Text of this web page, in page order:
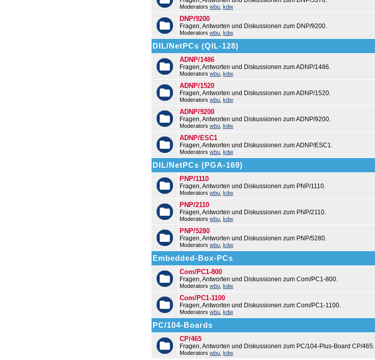
Moderators wbu kdw
DNP/9200
Fragen, Antworten und Diskussionen zum DNP/9200.
Moderators wbu kdw
DIL/NetPCs (QIL-128)
ADNP/1486
Fragen, Antworten und Diskussionen zum ADNP/1486.
Moderators wbu kdw
ADNP/1520
Fragen, Antworten und Diskussionen zum ADNP/1520.
Moderators wbu kdw
ADNP/9200
Fragen, Antworten und Diskussionen zum ADNP/9200.
Moderators wbu kdw
ADNP/ESC1
Fragen, Antworten und Diskussionen zum ADNP/ESC1.
Moderators wbu kdw
DIL/NetPCs (PGA-169)
PNP/1110
Fragen, Antworten und Diskussionen zum PNP/1110.
Moderators wbu kdw
PNP/2110
Fragen, Antworten und Diskussionen zum PNP/2110.
Moderators wbu kdw
PNP/5280
Fragen, Antworten und Diskussionen zum PNP/5280.
Moderators wbu kdw
Embedded-Box-PCs
Com/PC1-800
Fragen, Antworten und Diskussionen zum Com/PC1-800.
Moderators wbu kdw
Com/PC1-1100
Fragen, Antworten und Diskussionen zum Com/PC1-1100.
Moderators wbu kdw
PC/104-Boards
CP/465
Fragen, Antworten und Diskussionen zum PC/104-Plus-Board CP/465.
Moderators wbu kdw